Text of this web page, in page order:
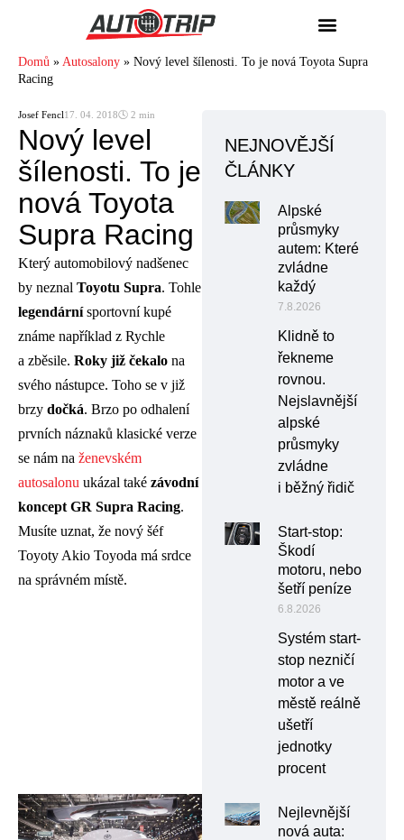
Domů » Autosalony » Nový level šílenosti. To je nová Toyota Supra
Racing
Josef Fencl17. 04. 2018🕓 2 min
Nový level
šílenosti. To je
nová Toyota
Supra Racing
Který automobilový nadšenec
by neznal Toyotu Supra. Tohle
legendárnísportovní kupé
známe například z Rychle
a zběsile. Roky již čekalo na
svého nástupce. Toho se v již
brzy dočká. Brzo po odhalení
prvních náznaků klasické verze
se nám na ženevském
autosalonu ukázal také závodní
koncept GR Supra Racing.
Musíte uznat, že nový šéf
Toyoty Akio Toyoda má srdce
na správném místě.
NEJNOVĚJŠÍ
ČLÁNKY
Alpské
průsmyky
autem: Které
zvládne
každý
7.8.2026
Klidně to
řekneme
rovnou.
Nejslavnější
alpské
průsmyky
zvládne
i běžný řidič
Start-stop:
Škodí
motoru, nebo
šetří peníze
6.8.2026
Systém start-
stop nezničí
motor a ve
městě reálně
ušetří
jednotky
procent
Nejlevnější
nová auta: